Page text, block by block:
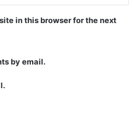
in this browser for the next
by email.